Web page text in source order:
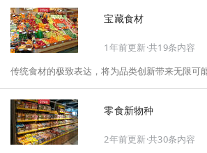
将以“创新产品”透视“未来机会”，以全球视野探
拆解年度标杆的增长逻辑与谋篇布局，深挖“药
养”“清洁标签”等热门赛道的爆品基因，从趋势预
机会、企业战略布局以及渠道变革等，为行业提
宝藏食材
1年前更新·共19条内容
传统食材的极致表达，将为品类创新带来无限可能
零食新物种
2年前更新·共30条内容